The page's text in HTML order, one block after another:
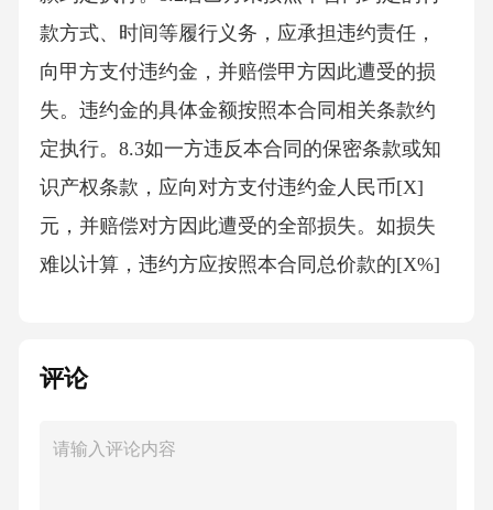
款方式、时间等履行义务，应承担违约责任，
向甲方支付违约金，并赔偿甲方因此遭受的损
失。违约金的具体金额按照本合同相关条款约
定执行。8.3如一方违反本合同的保密条款或知
识产权条款，应向对方支付违约金人民币[X]
元，并赔偿对方因此遭受的全部损失。如损失
难以计算，违约方应按照本合同总价款的[X%]
通知对方，并提供相关证明文件。因不可抗力
解决后续事宜，如变更合同内容、解除合同
评论